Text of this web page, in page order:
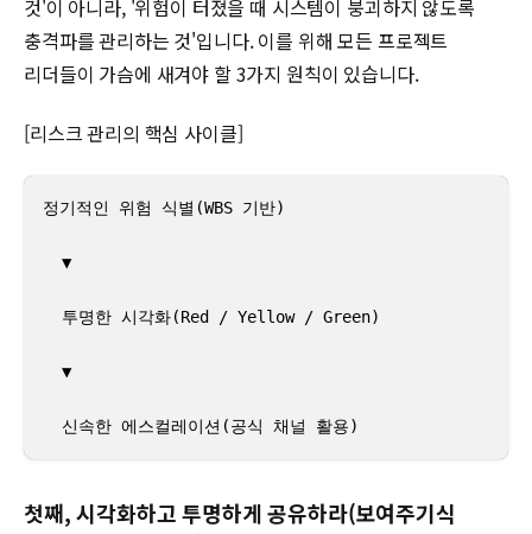
것'이 아니라, '위험이 터졌을 때 시스템이 붕괴하지 않도록
충격파를 관리하는 것'입니다. 이를 위해 모든 프로젝트
리더들이 가슴에 새겨야 할 3가지 원칙이 있습니다.
[리스크 관리의 핵심 사이클]
정기적인 위험 식별(WBS 기반)
  ▼
  투명한 시각화(Red / Yellow / Green)
  ▼
  신속한 에스컬레이션(공식 채널 활용)
첫째, 시각화하고 투명하게 공유하라(보여주기식